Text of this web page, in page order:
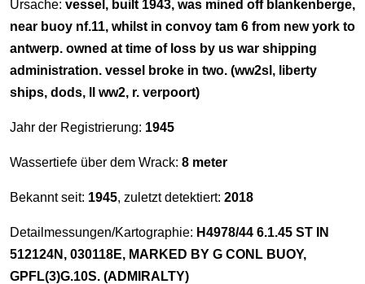
Ursache: vessel, built 1943, was mined off blankenberge,
near buoy nf.11, whilst in convoy tam 6 from new york to
antwerp. owned at time of loss by us war shipping
administration. vessel broke in two. (ww2sl, liberty
ships, dods, ll ww2, r. verpoort)
Jahr der Registrierung: 1945
Wassertiefe über dem Wrack: 8 meter
Bekannt seit: 1945, zuletzt detektiert: 2018
Detailmessungen/Kartographie: H4978/44 6.1.45 ST IN
512124N, 030118E, MARKED BY G CONL BUOY,
GPFL(3)G.10S. (ADMIRALTY)